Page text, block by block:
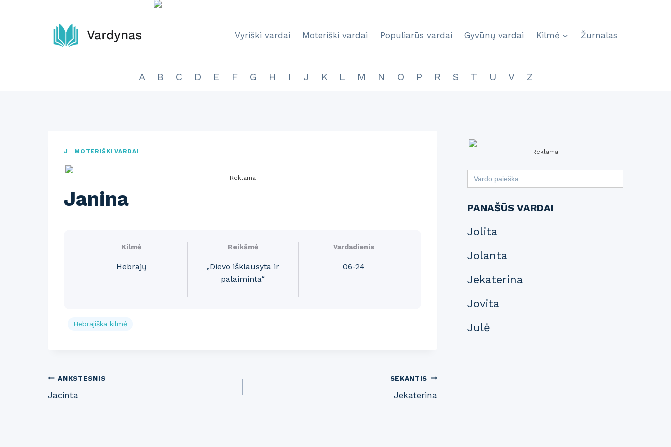
Vyriški vardai Moteriški vardai Populiarūs vardai Gyvūnų vardai Kilmė Žurnalas
A B C D E F G H I J K L M N O P R S T U V Z
J MOTERIŠKI VARDAI
Reklama
Janina
Kilmė
Hebrajų
Reikšmė
„Dievo išklausyta ir
palaiminta“
Vardadienis
06-24
Hebrajiška kilmė
Post
navigation
ANKSTESNIS
Jacinta
SEKANTIS
Jekaterina
Reklama
Search
for:
PANAŠŪS VARDAI
Jolita
Jolanta
Jekaterina
Jovita
Julė